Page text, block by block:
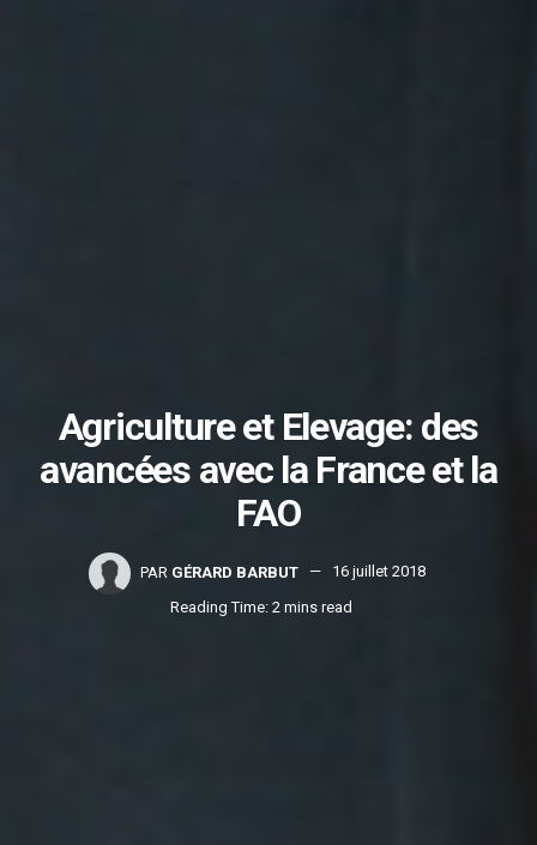
Agriculture et Elevage: des
avancées avec la France et la
FAO
PAR GÉRARD BARBUT
16 juillet 2018
Reading Time: 2 mins read